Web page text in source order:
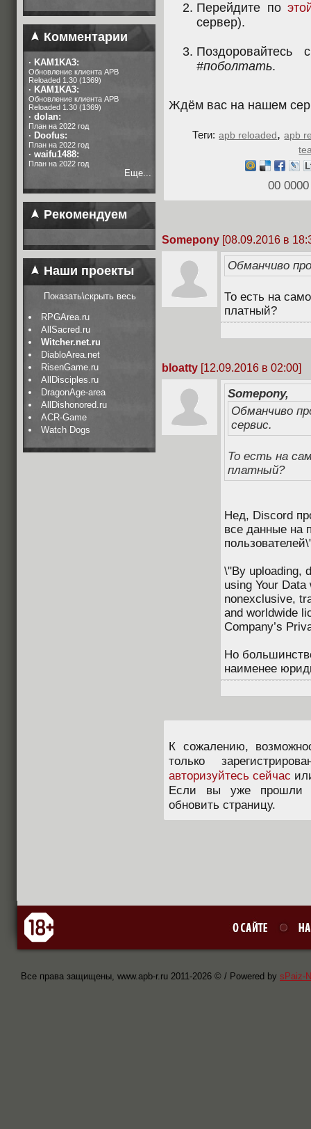
Комментарии
· KAM1KA3:
Обновление клиента APB
Reloaded 1.30 (1369)
· KAM1KA3:
Обновление клиента APB
Reloaded 1.30 (1369)
· dolan:
План на 2022 год
· Doofus:
План на 2022 год
· waifu1488:
План на 2022 год
Еще...
Рекомендуем
Наши проекты
Показать\скрыть весь
RPGArea.ru
AllSacred.ru
Witcher.net.ru
DiabloArea.net
RisenGame.ru
AllDisciples.ru
DragonAge-area
AllDishonored.ru
ACR-Game
Watch Dogs
Перейдите по
сервер).
Поздоровайтесь
#поболтать.
Ждём вас на нашем
Теги: apb reloaded,apb
00
Somepony [08.09.2016 в
Обманчиво
То есть на
платный?
bloatty [12.09.2016 в 02:00]
Somepony,
Обманчиво
сервис.
То есть на
платный?
Нед, Discord
все данные на
\"By uploading,
using Your
nonexclusive,
and worldwide
Company’s
Но
наименее
К сожалению,
только
авторизуйтесь сейчас
Если вы уже прошли
обновить страницу.
Все права защищены, www.apb-r.ru 2011-2026 © / Powered by sPaiz-